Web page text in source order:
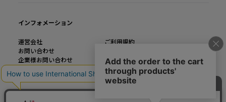
インフォメーション
運営会社
ご利用規約
お問い合わせ
企業様お問い合わせ
個人情報の取り扱い